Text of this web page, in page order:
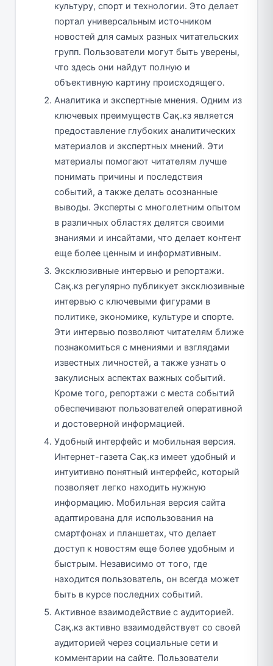
культуру, спорт и технологии. Это делает
портал универсальным источником
новостей для самых разных читательских
групп. Пользователи могут быть уверены,
что здесь они найдут полную и
объективную картину происходящего.
Аналитика и экспертные мнения. Одним из
ключевых преимуществ Сақ.кз является
предоставление глубоких аналитических
материалов и экспертных мнений. Эти
материалы помогают читателям лучше
понимать причины и последствия
событий, а также делать осознанные
выводы. Эксперты с многолетним опытом
в различных областях делятся своими
знаниями и инсайтами, что делает контент
еще более ценным и информативным.
Эксклюзивные интервью и репортажи.
Сақ.кз регулярно публикует эксклюзивные
интервью с ключевыми фигурами в
политике, экономике, культуре и спорте.
Эти интервью позволяют читателям ближе
познакомиться с мнениями и взглядами
известных личностей, а также узнать о
закулисных аспектах важных событий.
Кроме того, репортажи с места событий
обеспечивают пользователей оперативной
и достоверной информацией.
Удобный интерфейс и мобильная версия.
Интернет-газета Сақ.кз имеет удобный и
интуитивно понятный интерфейс, который
позволяет легко находить нужную
информацию. Мобильная версия сайта
адаптирована для использования на
смартфонах и планшетах, что делает
доступ к новостям еще более удобным и
быстрым. Независимо от того, где
находится пользователь, он всегда может
быть в курсе последних событий.
Активное взаимодействие с аудиторией.
Сақ.кз активно взаимодействует со своей
аудиторией через социальные сети и
комментарии на сайте. Пользователи